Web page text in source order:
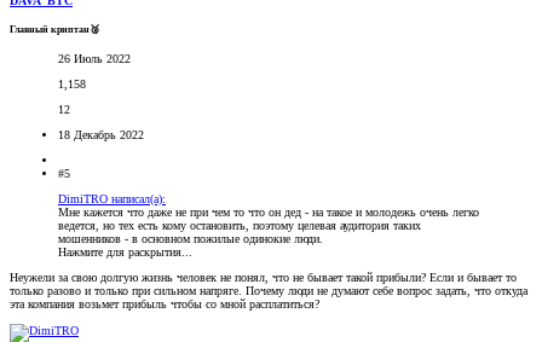
Главный криптан🥈
26 Июль 2022
1,158
12
18 Декабрь 2022
#5
DimiTRO написал(а):
Мне кажется что даже не при чем то что он дед - на такое и молодежь очень легко
ведется, но тех есть кому остановить, поэтому целевая аудитория таких
мошенников - в основном пожилые одинокие люди.
Нажмите для раскрытия...
Неужели за свою долгую жизнь человек не понял, что не бывает такой прибыли? Если и бывает то
только разово и только при сильном напряге. Почему люди не думают себе вопрос задать, что откуда
эта компания возьмет прибыль чтобы со мной расплатиться?